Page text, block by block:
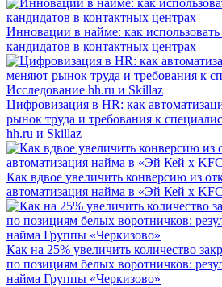
Инновации в найме: как
кандидатов в контактных центрах
Цифровизация в HR: как
рынок труда и требования к
hh.ru и Skillaz
Как вдвое увеличить конверсию из
автоматизация найма в «Эй Кей x
Как на 25% увеличить количество
по позициям белых воротничков:
найма Группы «Черкизово»